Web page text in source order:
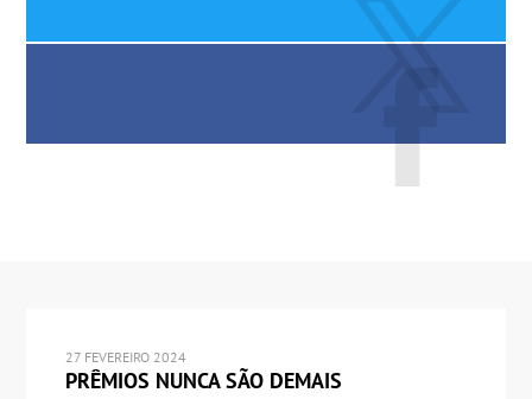
27 FEVEREIRO 2024
PRÊMIOS NUNCA SÃO DEMAIS